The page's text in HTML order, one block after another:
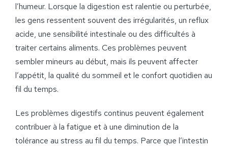
l’humeur. Lorsque la digestion est ralentie ou perturbée,
les gens ressentent souvent des irrégularités, un reflux
acide, une sensibilité intestinale ou des difficultés à
traiter certains aliments. Ces problèmes peuvent
sembler mineurs au début, mais ils peuvent affecter
l’appétit, la qualité du sommeil et le confort quotidien au
fil du temps.
Les problèmes digestifs continus peuvent également
contribuer à la fatigue et à une diminution de la
tolérance au stress au fil du temps. Parce que l’intestin